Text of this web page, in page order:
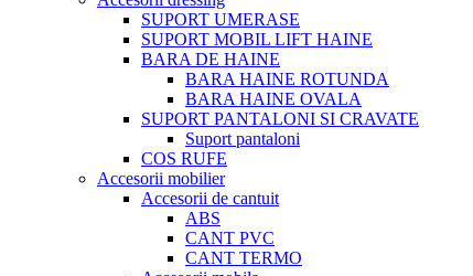
SUPORT UMERASE
SUPORT MOBIL LIFT HAINE
BARA DE HAINE
BARA HAINE ROTUNDA
BARA HAINE OVALA
SUPORT PANTALONI SI CRAVATE
Suport pantaloni
COS RUFE
Accesorii mobilier
Accesorii de cantuit
ABS
CANT PVC
CANT TERMO